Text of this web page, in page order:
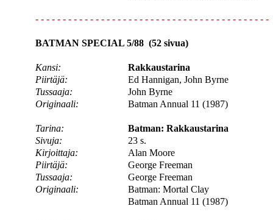
- - - - - - - - - - - - - - - - - - - - - - - - - - - - - - - - - - - - - - - - - - -
BATMAN SPECIAL 5/88 (52 sivua)
Kansi:
Rakkaustarina
Piirtäjä:
Ed Hannigan, John Byrne
Tussaaja:
John Byrne
Originaali:
Batman Annual 11 (1987)
Tarina:
Batman: Rakkaustarina
Sivuja:
23 s.
Kirjoittaja:
Alan Moore
Piirtäjä:
George Freeman
Tussaaja:
George Freeman
Originaali:
Batman: Mortal Clay
Batman Annual 11 (1987)